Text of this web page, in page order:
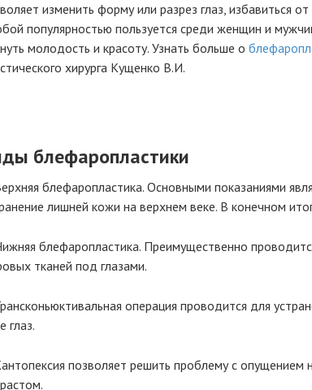
изменить форму или разрез глаз, избавиться
популярностью пользуется среди женщин и
молодость и красоту. Узнать больше о
хирурга Кущенко В.И.
блефаропластики
блефаропластика. Основными показаниями
лишней кожи на верхнем веке. В конечном
блефаропластика. Преимущественно
тканей под глазами.
операция проводится для
глаз.
позволяет решить проблему с опущением